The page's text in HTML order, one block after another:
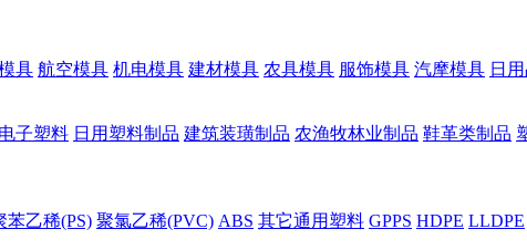
具 航空模具 机电模具 建材模具 农具模具 服饰模具 汽摩模具 日
电子塑料 日用塑料制品 建筑装璜制品 农渔牧林业制品 鞋革类制品
苯乙稀(PS) 聚氯乙稀(PVC) ABS 其它通用塑料 GPPS HDPE LLDPE